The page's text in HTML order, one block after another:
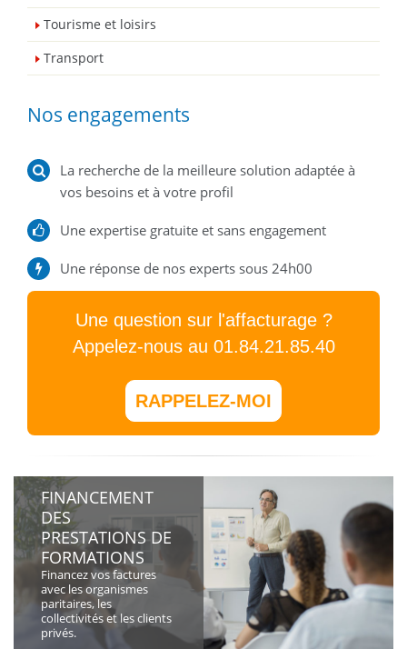
Tourisme et loisirs
Transport
Nos engagements
La recherche de la meilleure solution adaptée à
vos besoins et à votre profil
Une expertise gratuite et sans engagement
Une réponse de nos experts sous 24h00
Une question sur l'affacturage ?
Appelez-nous au 01.84.21.85.40
RAPPELEZ-MOI
FINANCEMENT
DES
PRESTATIONS DE
FORMATIONS
Financez vos factures
avec les organismes
paritaires, les
collectivités et les clients
privés.